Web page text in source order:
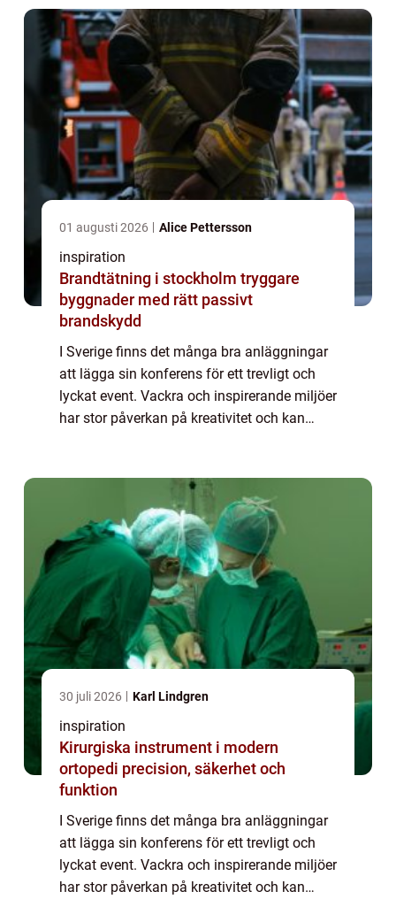
01 augusti 2026 Alice Pettersson
inspiration
Brandtätning i stockholm tryggare
byggnader med rätt passivt
brandskydd
I Sverige finns det många bra anläggningar
att lägga sin konferens för ett trevligt och
lyckat event. Vackra och inspirerande miljöer
har stor påverkan på kreativitet och kan
30 juli 2026 Karl Lindgren
inspiration
Kirurgiska instrument i modern
ortopedi precision, säkerhet och
funktion
I Sverige finns det många bra anläggningar
att lägga sin konferens för ett trevligt och
lyckat event. Vackra och inspirerande miljöer
har stor påverkan på kreativitet och kan